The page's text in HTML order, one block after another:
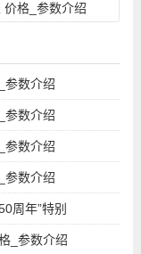
格_参数介绍
参数介绍
参数介绍
参数介绍
参数介绍
周年”特别
_参数介绍